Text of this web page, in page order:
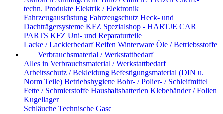
techn. Produkte Elektrik / Elektronik
Fahrzeugausrüstung Fahrzeugschutz Heck- und
Dachträgersysteme KFZ Spezialshop - HARTJE CAR
PARTS KFZ Uni- und Reparaturteile
Lacke / Lackierbedarf Reifen Winterware Öle / Betriebsstoffe
Verbrauchsmaterial / Werkstattbedarf
Alles in Verbrauchsmaterial / Werkstattbedarf
Arbeitsschutz / Bekleidung Befestigungsmaterial (DIN u.
Norm Teile) Betriebshygiene Bohr- / Polier- / Schleifmittel
Fette / Schmierstoffe Haushaltsbatterien Klebebänder / Folien
Kugellager
Schläuche Technische Gase